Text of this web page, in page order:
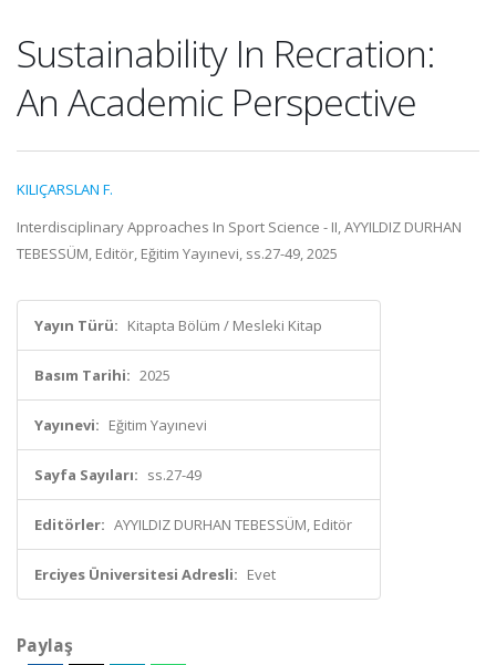
Sustainability In Recration:
An Academic Perspective
KILIÇARSLAN F.
Interdisciplinary Approaches In Sport Science - II, AYYILDIZ DURHAN
TEBESSÜM, Editör, Eğitim Yayınevi, ss.27-49, 2025
Yayın Türü: Kitapta Bölüm / Mesleki Kitap
Basım Tarihi: 2025
Yayınevi: Eğitim Yayınevi
Sayfa Sayıları: ss.27-49
Editörler: AYYILDIZ DURHAN TEBESSÜM, Editör
Erciyes Üniversitesi Adresli: Evet
Paylaş